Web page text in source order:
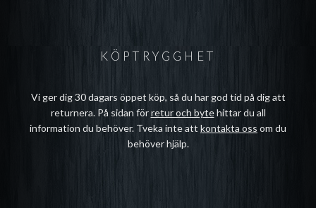
KÖPTRYGGHET
Vi ger dig 30 dagars öppet köp, så du har god tid på dig att
returnera. På sidan förretur och bytehittar du all
information du behöver. Tveka inte att kontakta oss om du
behöver hjälp.